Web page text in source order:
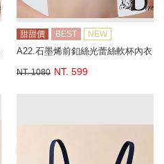
甜甜價 BEST NEW
A22.石墨烯前釦絲光蕾絲軟杯內衣
NT. 1080 NT. 599